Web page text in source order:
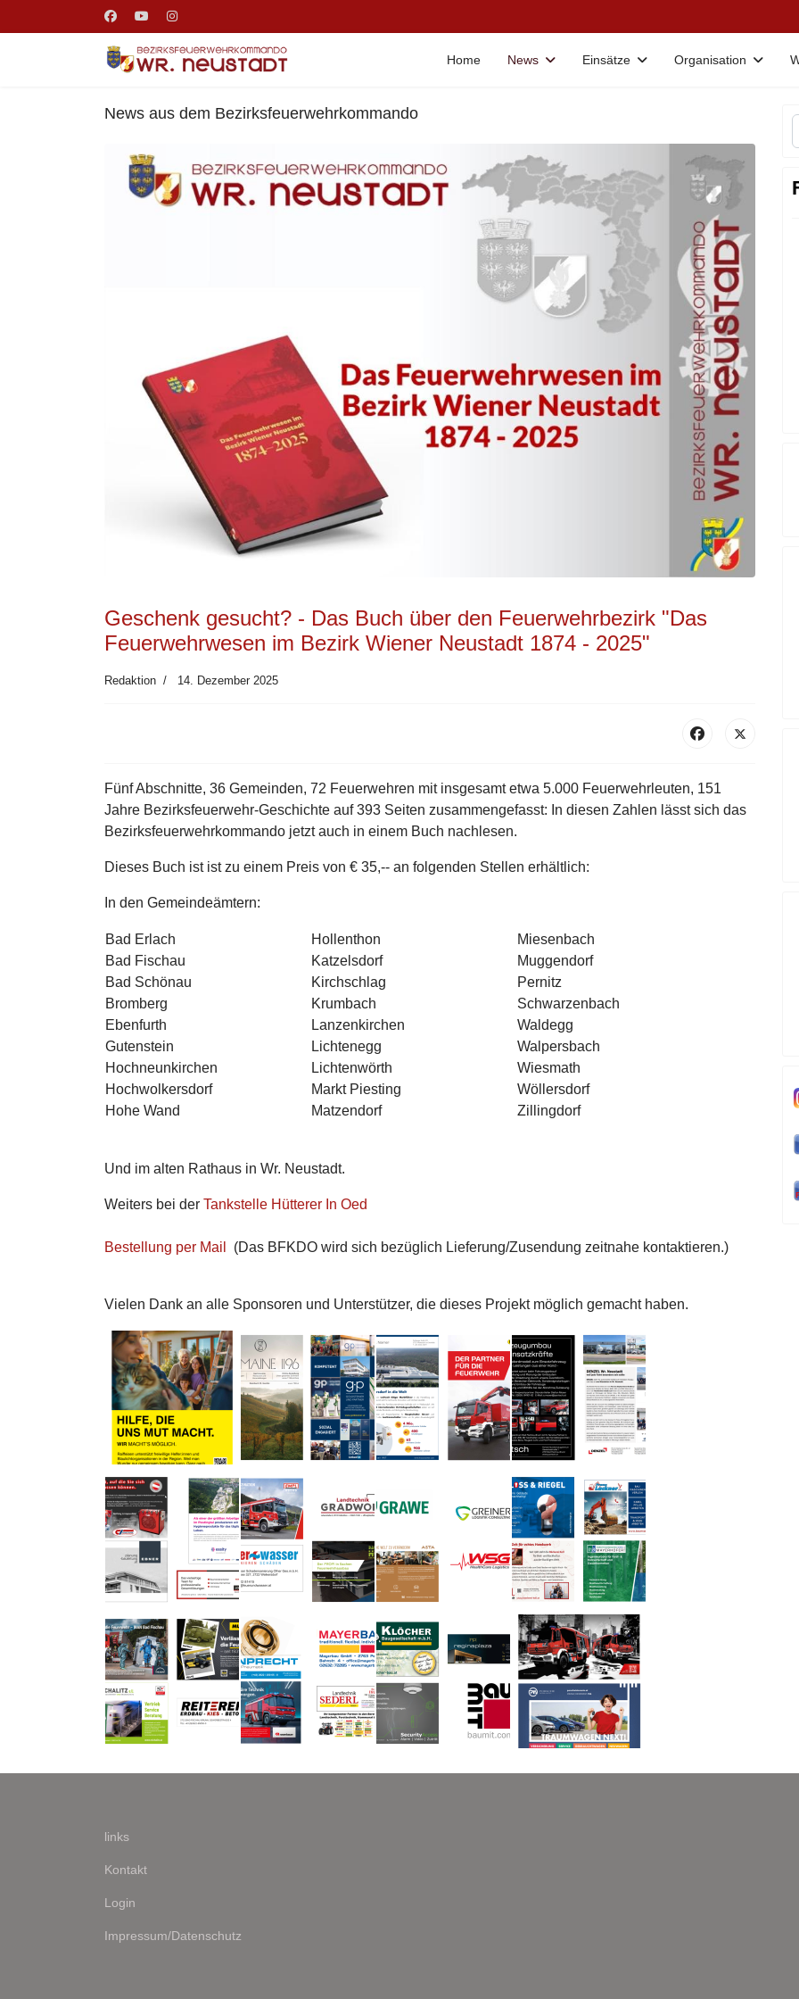
Home News Einsätze Organisation
News aus dem Bezirksfeuerwehrkommando
Geschenk gesucht? - Das Buch über den Feuerwehrbezirk "Das
Feuerwehrwesen im Bezirk Wiener Neustadt 1874 - 2025"
Redaktion 14. Dezember 2025
Fünf Abschnitte, 36 Gemeinden, 72 Feuerwehren mit insgesamt etwa 5.000 Feuerwehrleuten, 151
Jahre Bezirksfeuerwehr-Geschichte auf 393 Seiten zusammengefasst: In diesen Zahlen lässt sich das
Bezirksfeuerwehrkommando jetzt auch in einem Buch nachlesen.
Dieses Buch ist ist zu einem Preis von € 35,-- an folgenden Stellen erhältlich:
In den Gemeindeämtern:
Bad Erlach
Bad Fischau
Bad Schönau
Bromberg
Ebenfurth
Gutenstein
Hochneunkirchen
Hochwolkersdorf
Hohe Wand
Hollenthon
Katzelsdorf
Kirchschlag
Krumbach
Lanzenkirchen
Lichtenegg
Lichtenwörth
Markt Piesting
Matzendorf
Miesenbach
Muggendorf
Pernitz
Schwarzenbach
Waldegg
Walpersbach
Wiesmath
Wöllersdorf
Zillingdorf
Und im alten Rathaus in Wr. Neustadt.
Weiters bei der Tankstelle Hütterer In Oed
Bestellung per Mail (Das BFKDO wird sich bezüglich Lieferung/Zusendung zeitnahe kontaktieren.)
Vielen Dank an alle Sponsoren und Unterstützer, die dieses Projekt möglich gemacht haben.
links
Kontakt
Login
Impressum/Datenschutz